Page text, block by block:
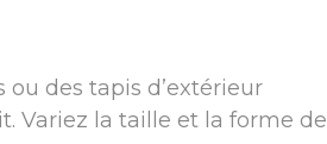
ou des tapis d’extérieur
Variez la taille et la forme de